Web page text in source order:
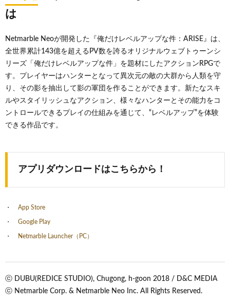
は
Netmarble Neoが開発した『俺だけレベルアップな件：ARISE』は、
全世界累計143億を超えるPV数を誇るオリジナルウェブトゥーンシ
リーズ「俺だけレベルアップな件」を題材にしたアクションRPGで
す。プレイヤーはハンターとなって異次元の敵の大群から人類を守
り、その影を抽出して影の軍団を作ることができます。新たなスキ
ルやスタイリッシュなアクション、様々なハンターとその能力をコ
ントロールできるプレイの仕組みを通じて、“レベルアップ”を体験
できる作品です。
アプリダウンロードはこちらから！
App Store
Google Play
Netmarble Launcher（PC）
ⓒ DUBU(REDICE STUDIO), Chugong, h-goon 2018 / D&C MEDIA
ⓒ Netmarble Corp. & Netmarble Neo Inc. All Rights Reserved.